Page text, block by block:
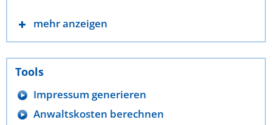
mehr anzeigen
Tools
Impressum generieren
Anwaltskosten berechnen